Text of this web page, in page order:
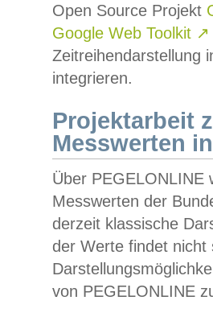
Open Source Projekt
Google Web Toolkit ↗
Zeitreihendarstellung
integrieren.
Projektarbeit
Messwerten
Über PEGELONLINE
Messwerten der
derzeit klassische
der Werte findet
von PEGELONLINE